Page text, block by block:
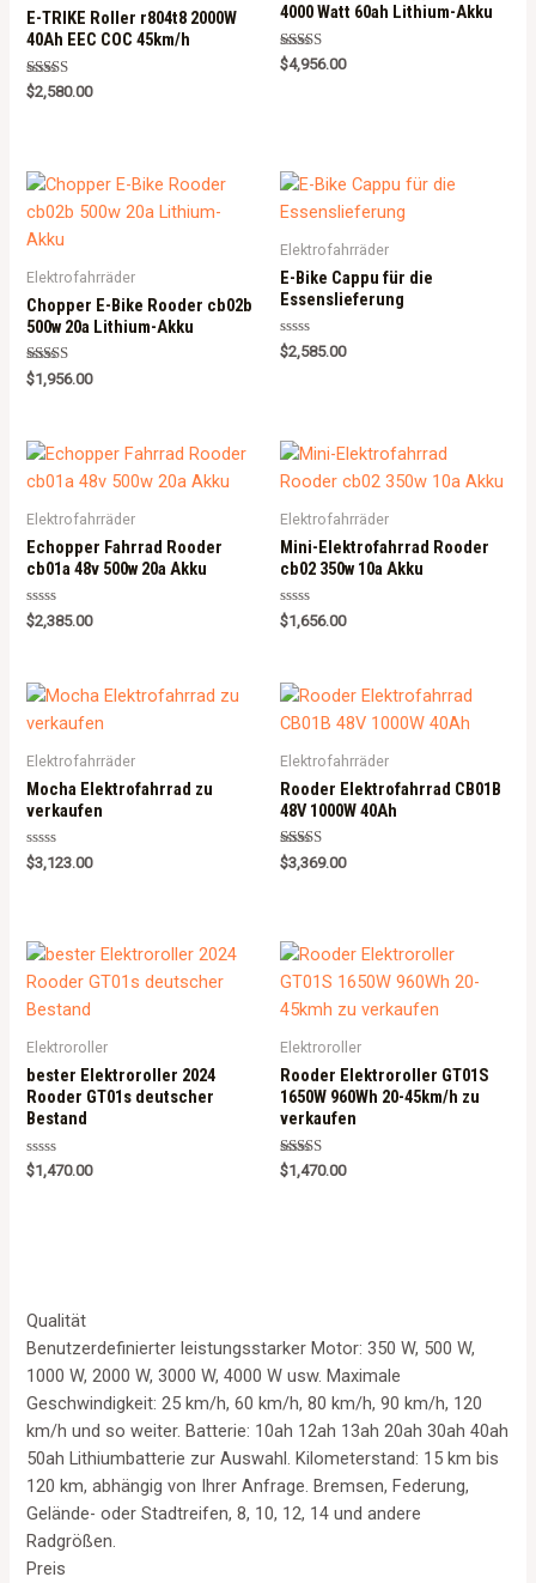
E-TRIKE Roller r804t8 2000W
40Ah EEC COC 45km/h
Rated
5.00
$2,580.00
4000 Watt 60ah Lithium-Akku
Rated
5.00
$4,956.00
Elektrofahrräder
Chopper E-Bike Rooder cb02b
500w 20a Lithium-Akku
Rated
5.00
$1,956.00
Elektrofahrräder
E-Bike Cappu für die
Essenslieferung
Rated
0
$2,585.00
Elektrofahrräder
Echopper Fahrrad Rooder
cb01a 48v 500w 20a Akku
Rated
0
$2,385.00
Elektrofahrräder
Mini-Elektrofahrrad Rooder
cb02 350w 10a Akku
Rated
0
$1,656.00
Elektrofahrräder
Mocha Elektrofahrrad zu
verkaufen
Rated
0
$3,123.00
Elektrofahrräder
Rooder Elektrofahrrad CB01B
48V 1000W 40Ah
Rated
5.00
$3,369.00
Elektroroller
bester Elektroroller 2024
Rooder GT01s deutscher
Bestand
Rated
0
$1,470.00
Elektroroller
Rooder Elektroroller GT01S
1650W 960Wh 20-45km/h zu
verkaufen
Rated
5.00
$1,470.00
Qualität
Benutzerdefinierter leistungsstarker Motor: 350 W, 500 W,
1000 W, 2000 W, 3000 W, 4000 W usw. Maximale
Geschwindigkeit: 25 km/h, 60 km/h, 80 km/h, 90 km/h, 120
km/h und so weiter. Batterie: 10ah 12ah 13ah 20ah 30ah 40ah
50ah Lithiumbatterie zur Auswahl. Kilometerstand: 15 km bis
120 km, abhängig von Ihrer Anfrage. Bremsen, Federung,
Gelände- oder Stadtreifen, 8, 10, 12, 14 und andere
Radgrößen.
Preis